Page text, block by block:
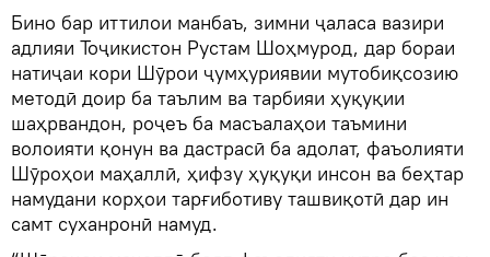
Бино бар иттилои манбаъ, зимни ҷаласа вазири
адлияи Тоҷикистон Рустам Шоҳмурод, дар бораи
натиҷаи кори Шӯрои ҷумҳуриявии мутобиқсозию
методӣ доир ба таълим ва тарбияи ҳуқуқии
шаҳрвандон, роҷеъ ба масъалаҳои таъмини
волоияти қонун ва дастрасӣ ба адолат, фаъолияти
Шӯроҳои маҳаллӣ, ҳифзу ҳуқуқи инсон ва беҳтар
намудани корҳои тарғиботиву ташвиқотӣ дар ин
самт суханронӣ намуд.